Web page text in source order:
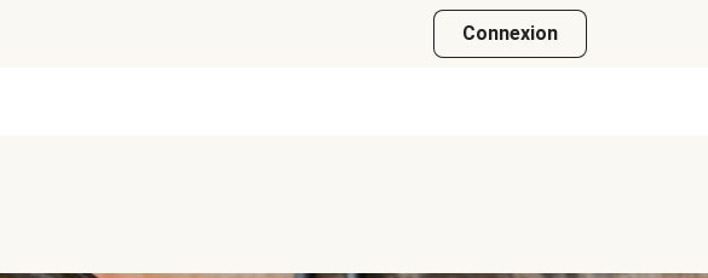
Connexion